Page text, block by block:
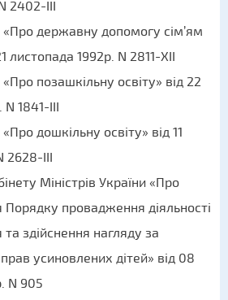
2402-III
«Про державну допомогу сім’ям
листопада 1992р. N 2811-XII
позашкільну освіту» від 22
1841-III
дошкільну освіту» від 11
2628-III
Міністрів України «Про
провадження діяльності
здійснення нагляду за
усиновлених дітей» від 08
N 905